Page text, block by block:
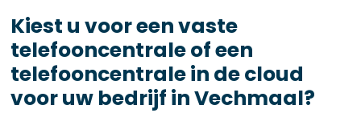
Kiest u voor een vaste
telefooncentrale of een
telefooncentrale in de cloud
voor uw bedrijf in Vechmaal?